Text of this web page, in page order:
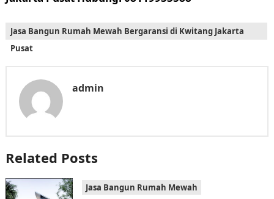
Jasa Bangun Rumah Mewah Bergaransi di Kwitang Jakarta
Pusat
admin
Related Posts
Jasa Bangun Rumah Mewah